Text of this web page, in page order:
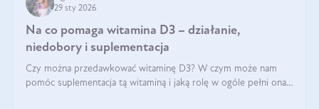
29 sty 2026
Na co pomaga witamina D3 – działanie,
niedobory i suplementacja
Czy można przedawkować witaminę D3? W czym może nam
pomóc suplementacja tą witaminą i jaką rolę w ogóle pełni ona